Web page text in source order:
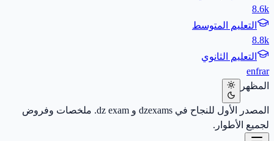
8.6k
التعليم المتوسط
8.8k
التعليم الثانوي
enfrar
المظهر
المصدر الأول للنجاح في dzexams و dz exam. ملخصات وفروض
لجميع الأطوار.